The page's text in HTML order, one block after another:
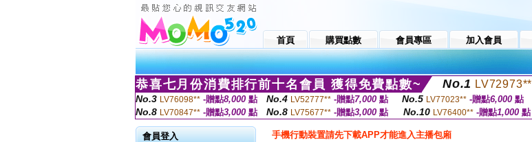
首頁 購買點數 會員專區 加入會員
恭喜七月份消費排行前十名會員 獲得免費點數~ No.1 LV72973**
No.3 LV76098** -贈點8,000 點 No.4 LV52777** -贈點7,000 點 No.5 LV77023** -贈點6,000點
No.8 LV70847** -贈點3,000 點 No.8 LV75677** -贈點3,000 點 No.10 LV76400** -贈點1,000點
會員登入 手機行動裝置請先下載APP才能進入主播包廂